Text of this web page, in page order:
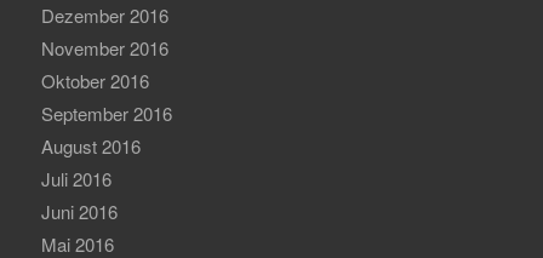
Dezember 2016
November 2016
Oktober 2016
September 2016
August 2016
Juli 2016
Juni 2016
Mai 2016